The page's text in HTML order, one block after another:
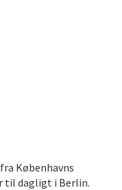
Københavns
til dagligt i Berlin.